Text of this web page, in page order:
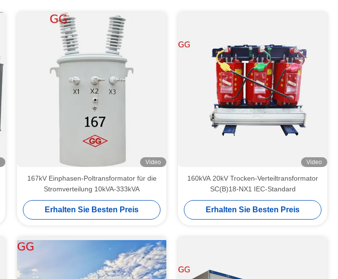
Video
167kV Einphasen-Poltransformator für die
Stromverteilung 10kVA-333kVA
Erhalten Sie Besten Preis
Video
160kVA 20kV Trocken-Verteiltransformator
SC(B)18-NX1 IEC-Standard
Erhalten Sie Besten Preis